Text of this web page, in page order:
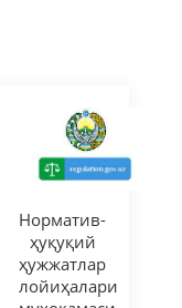
Норматив-
ҳуқуқий
ҳужжатлар
лойиҳалари